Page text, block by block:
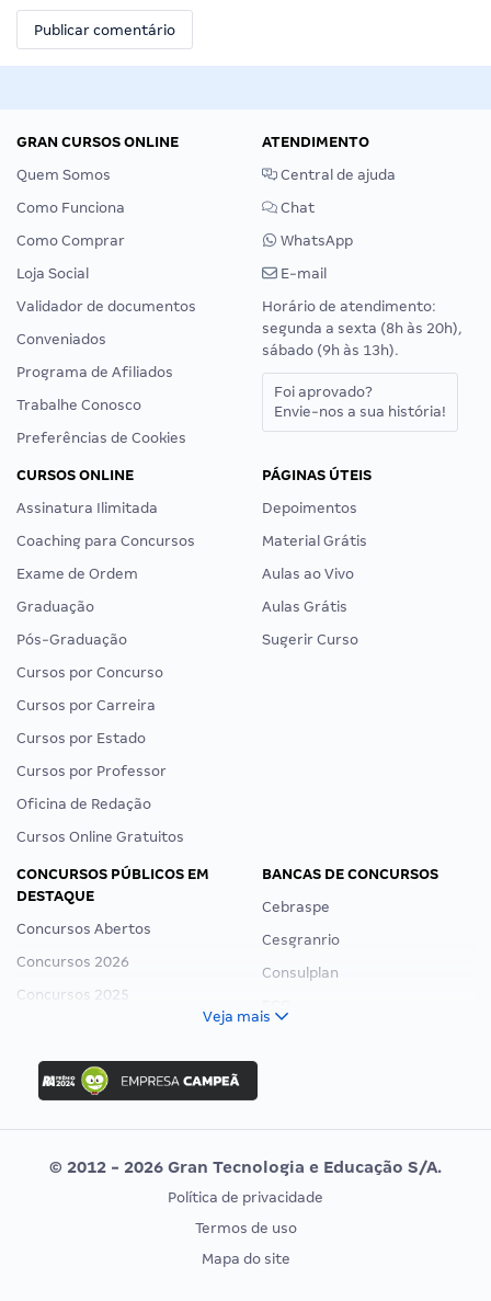
GRAN CURSOS ONLINE
Quem Somos
Como Funciona
Como Comprar
Loja Social
Validador de documentos
Conveniados
Programa de Afiliados
Trabalhe Conosco
Preferências de Cookies
ATENDIMENTO
Central de ajuda
Chat
WhatsApp
E-mail
Horário de atendimento:
segunda a sexta (8h às 20h),
sábado (9h às 13h).
Foi aprovado?
Envie-nos a sua história!
CURSOS ONLINE
Assinatura Ilimitada
Coaching para Concursos
Exame de Ordem
Graduação
Pós-Graduação
Cursos por Concurso
Cursos por Carreira
Cursos por Estado
Cursos por Professor
Oficina de Redação
Cursos Online Gratuitos
PÁGINAS ÚTEIS
Depoimentos
Material Grátis
Aulas ao Vivo
Aulas Grátis
Sugerir Curso
CONCURSOS PÚBLICOS EM
DESTAQUE
Concursos Abertos
Concursos 2026
Concursos 2025
Concurso Ibama
Concurso MPU
Editais publicados
BANCAS DE CONCURSOS
Cebraspe
Cesgranrio
Consulplan
Vunesp
CONCURSOS POR PROFISSÃO
EXAME DE ORDEM
Veja mais
© 2012 - 2026 Gran Tecnologia e Educação S/A.
Política de privacidade
Termos de uso
Mapa do site